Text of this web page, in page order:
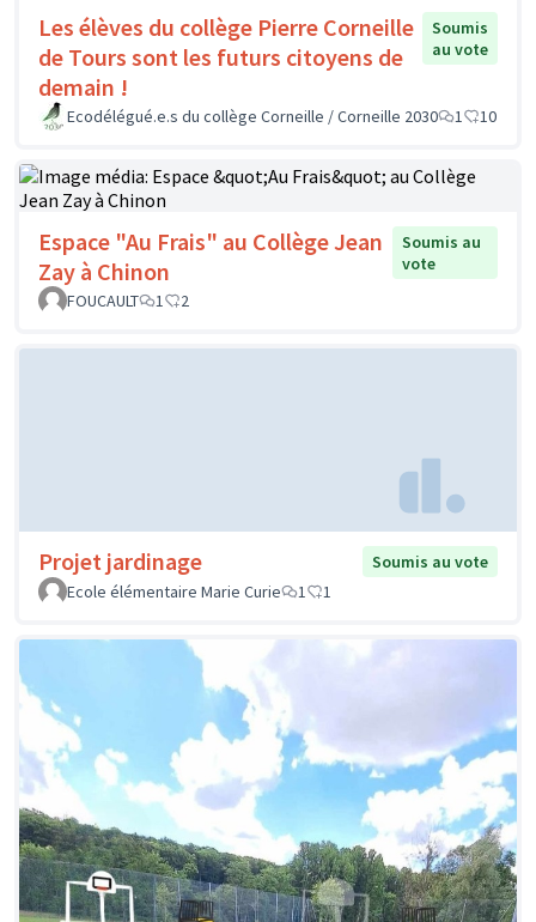
Les élèves du collège Pierre Corneille
de Tours sont les futurs citoyens de
demain !
Soumis
au vote
Ecodélégué.e.s du collège Corneille / Corneille 2030 1 10
Espace "Au Frais" au Collège Jean
Zay à Chinon
Soumis au
vote
FOUCAULT
1 2
Projet jardinage
Soumis au vote
Ecole élémentaire Marie Curie
1 1